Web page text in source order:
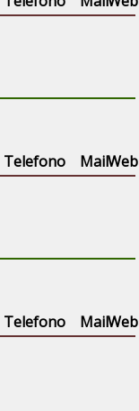
Telefono MailWeb
Telefono MailWeb